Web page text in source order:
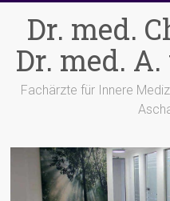
Inhalt
springenDr. med.
Dr. med.
Fachärzte für Innere